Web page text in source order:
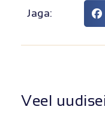
Jaga:
Veel